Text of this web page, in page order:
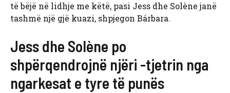
të bëjë në lidhje me këtë, pasi Jess dhe Solène janë
tashmë një gjë kuazi, shpjegon Bárbara.
Jess dhe Solène po
shpërqendrojnë njëri -tjetrin nga
ngarkesat e tyre të punës